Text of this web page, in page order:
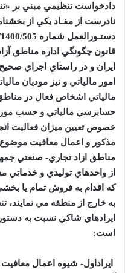
دادخواست تنظيمي مبني بر
نادرست از مفـاد يکي از
دستـورالعمل شماره 505
قانون چگونگي اداره مناطق
ايران و در راستاي اجراي
امور مالياتي و نيز موديان
مالياتي اشخاص فعال در مناطق
حسابرسي مالياتي و حسب
خصوص تعيين ميزان فعاليت
مذکور و اعمال معافيت موضوع
مناطق ازاد تجاري- صنعتي
از واحدهاي توليدي و خدماتي
که اقدام به فروش تمام يا
به خارج از منطقه مي
ايرادهاي شاکي نسبت به
است:
ايراداول- شيوه اعمال معافيت